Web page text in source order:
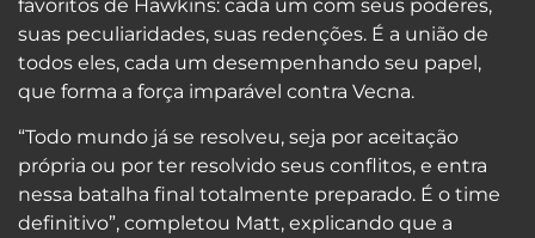
favoritos de Hawkins: cada um com seus poderes,
suas peculiaridades, suas redenções. É a união de
todos eles, cada um desempenhando seu papel,
que forma a força imparável contra Vecna.
“Todo mundo já se resolveu, seja por aceitação
própria ou por ter resolvido seus conflitos, e entra
nessa batalha final totalmente preparado. É o time
definitivo”, completou Matt, explicando que a